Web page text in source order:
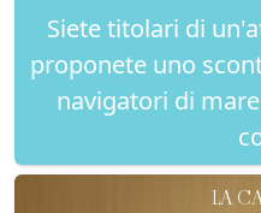
Siete titolari di
proponete uno
navigatori di
LA